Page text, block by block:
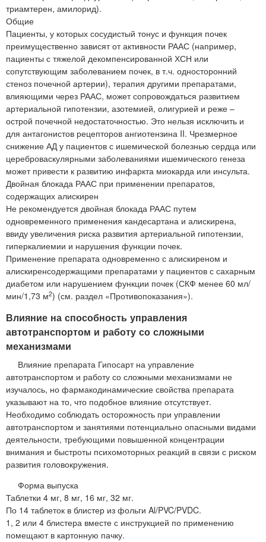
триамтерен, амилорид).
Общие
Пациенты, у которых сосудистый тонус и функция почек
преимущественно зависят от активности РААС (например,
пациенты с тяжелой декомпенсированной ХСН или
сопутствующим заболеванием почек, в т.ч. односторонний
стеноз почечной артерии), терапия другими препаратами,
влияющими через РААС, может сопровождаться развитием
артериальной гипотензии, азотемией, олигурией и реже –
острой почечной недостаточностью. Это нельзя исключить и
для антагонистов рецепторов ангиотензина II. Чрезмерное
снижение АД у пациентов с ишемической болезнью сердца или
цереброваскулярными заболеваниями ишемического генеза
может привести к развитию инфаркта миокарда или инсульта.
Двойная блокада РААС при применении препаратов,
содержащих алискирен
Не рекомендуется двойная блокада РААС путем
одновременного применения кандесартана и алискирена,
ввиду увеличения риска развития артериальной гипотензии,
гиперкалиемии и нарушения функции почек.
Применение препарата одновременно с алискиреном и
алискиренсодержащими препаратами у пациентов с сахарным
диабетом или нарушением функции почек (СКФ менее 60 мл/
мин/1,73 м2) (см. раздел «Противопоказания»).
Влияние на способность управления
автотранспортом и работу со сложными
механизмами
Влияние препарата Гипосарт на управление
автотранспортом и работу со сложными механизмами не
изучалось, но фармакодинамические свойства препарата
указывают на то, что подобное влияние отсутствует.
Необходимо соблюдать осторожность при управлении
автотранспортом и занятиями потенциально опасными видами
деятельности, требующими повышенной концентрации
внимания и быстроты психомоторных реакций в связи с риском
развития головокружения.
Форма выпуска
Таблетки 4 мг, 8 мг, 16 мг, 32 мг.
По 14 таблеток в блистер из фольги Al/PVC/PVDC.
1, 2 или 4 блистера вместе с инструкцией по применению
помещают в картонную пачку.